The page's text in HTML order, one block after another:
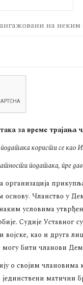
на
за време трајања
користи се као
података, пре
организација
Чланство у
условима
Судије Уставног
као и друга
бити чланови
о својим
матични